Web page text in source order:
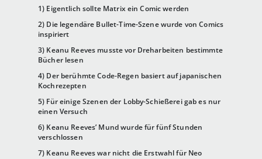
1) Eigentlich sollte Matrix ein Comic werden
2) Die legendäre Bullet-Time-Szene wurde von Comics
inspiriert
3) Keanu Reeves musste vor Dreharbeiten bestimmte
Bücher lesen
4) Der berühmte Code-Regen basiert auf japanischen
Kochrezepten
5) Für einige Szenen der Lobby-Schießerei gab es nur
einen Versuch
6) Keanu Reeves’ Mund wurde für fünf Stunden
verschlossen
7) Keanu Reeves war nicht die Erstwahl für Neo